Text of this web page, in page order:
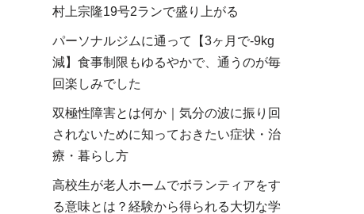
村上宗隆19号2ランで盛り上がる
パーソナルジムに通って【3ヶ月で-9kg
減】食事制限もゆるやかで、通うのが毎
回楽しみでした
双極性障害とは何か｜気分の波に振り回
されないために知っておきたい症状・治
療・暮らし方
高校生が老人ホームでボランティアをす
る意味とは？経験から得られる大切な学